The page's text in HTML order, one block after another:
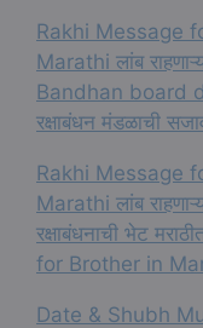
Rakhi Message
Marathi लांब
Bandhan board
रक्षाबंधन मंडळाची
Rakhi Message
Marathi लांब
रक्षाबंधनाची भेट
for Brother in
Date & Shubh